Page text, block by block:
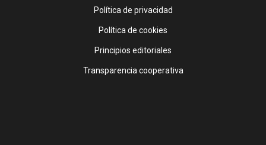
Política de privacidad
Política de cookies
Principios editoriales
Transparencia cooperativa